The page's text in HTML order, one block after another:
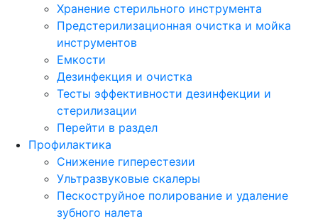
Хранение стерильного инструмента
Предстерилизационная очистка и мойка
инструментов
Емкости
Дезинфекция и очистка
Тесты эффективности дезинфекции и
стерилизации
Перейти в раздел
Профилактика
Снижение гиперестезии
Ультразвуковые скалеры
Пескоструйное полирование и удаление
зубного налета